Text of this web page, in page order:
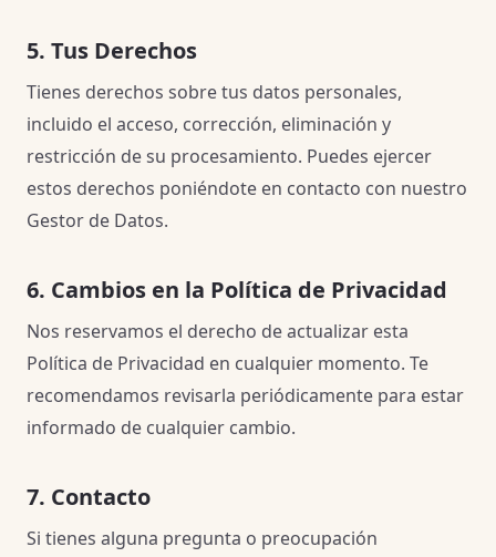
5. Tus Derechos
Tienes derechos sobre tus datos personales,
incluido el acceso, corrección, eliminación y
restricción de su procesamiento. Puedes ejercer
estos derechos poniéndote en contacto con nuestro
Gestor de Datos.
6. Cambios en la Política de Privacidad
Nos reservamos el derecho de actualizar esta
Política de Privacidad en cualquier momento. Te
recomendamos revisarla periódicamente para estar
informado de cualquier cambio.
7. Contacto
Si tienes alguna pregunta o preocupación